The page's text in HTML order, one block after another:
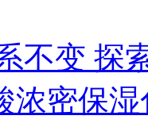
不变 探
浓密保